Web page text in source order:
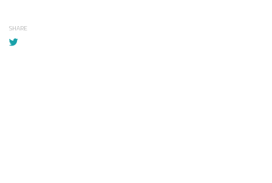
SHARE